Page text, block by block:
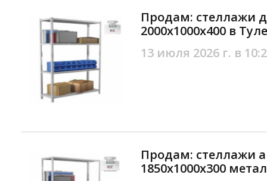
Продам: стеллажи
2000х1000х400 в Туле
13 июля 2026 г. в
Продам: стеллажи
1850х1000х300